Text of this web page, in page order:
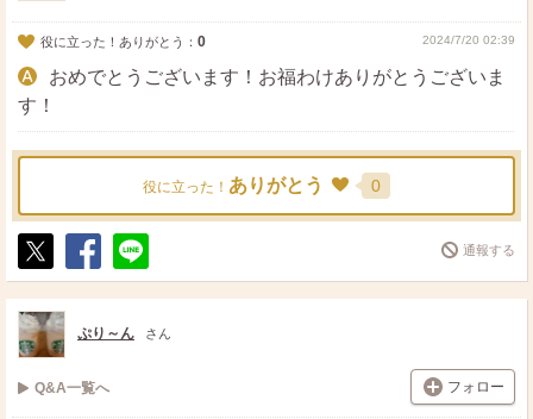
役に立った！ありがとう： 0 2024/7/20 02:39
おめでとうございます！お福わけありがとうございま
す！
役に立った！ ありがとう 0
ポ
ス
ト
シ
ェ
送
る
通報する
ぷり～ん さん
Q&A一覧へ フォロー